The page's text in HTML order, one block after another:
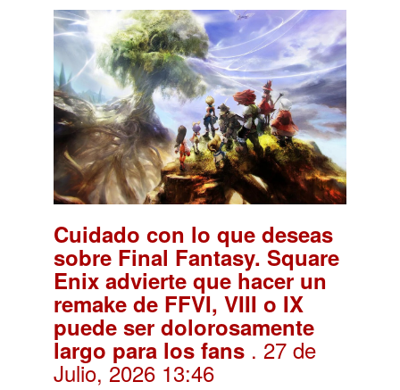
Cuidado con lo que deseas
sobre Final Fantasy. Square
Enix advierte que hacer un
remake de FFVI, VIII o IX
puede ser dolorosamente
largo para los fans . 27 de
Julio, 2026 13:46